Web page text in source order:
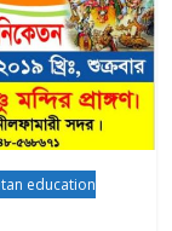
education